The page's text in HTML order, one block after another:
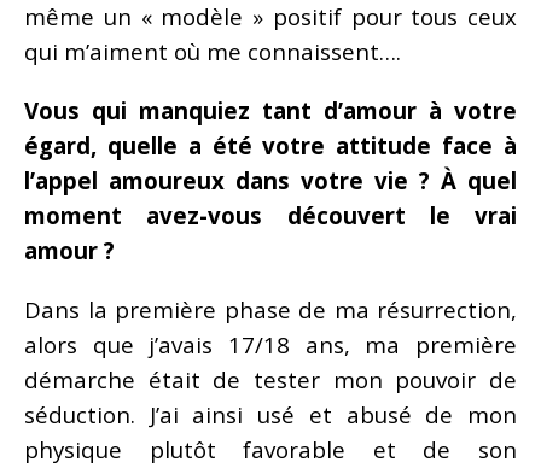
même un « modèle » positif pour tous ceux
qui m’aiment où me connaissent….
Vous qui manquiez tant d’amour à votre
égard, quelle a été votre attitude face à
l’appel amoureux dans votre vie ? À quel
moment avez-vous découvert le vrai
amour ?
Dans la première phase de ma résurrection,
alors que j’avais 17/18 ans, ma première
démarche était de tester mon pouvoir de
séduction. J’ai ainsi usé et abusé de mon
physique plutôt favorable et de son